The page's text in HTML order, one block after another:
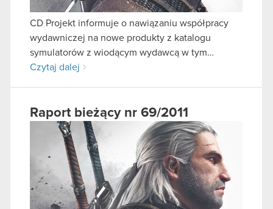
CD Projekt informuje o nawiązaniu współpracy
wydawniczej na nowe produkty z katalogu
symulatorów z wiodącym wydawcą w tym…
Czytaj dalej
Raport bieżący nr 69/2011